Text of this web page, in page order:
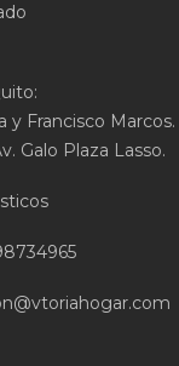
y Francisco
Galo Plaza Lasso.